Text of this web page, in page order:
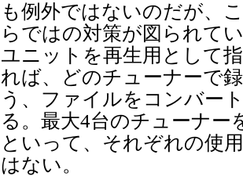
も例外ではないのだが、
らではの対策が図られて
ユニットを再生用として
れば、どのチューナーで
う、ファイルをコンバー
る。最大4台のチューナ
といって、それぞれの使
はない。